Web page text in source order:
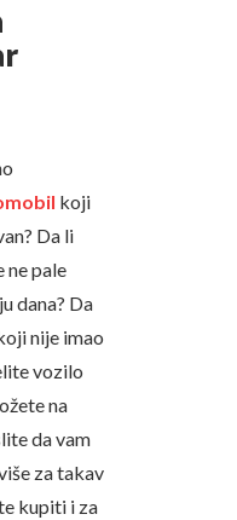
koji
Da li
ne pale
dana? Da
nije imao
vozilo
na
da vam
za takav
kupiti i za